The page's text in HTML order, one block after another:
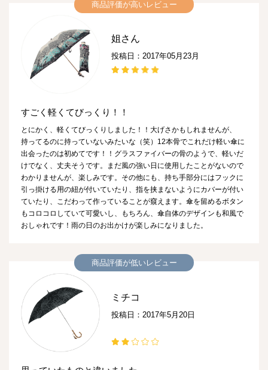
商品評価が高いレビュー
姐さん
投稿日：2017年05月23月
すごく軽くてびっくり！！
とにかく、軽くてびっくりしました！！大げさかもしれませんが、
持ってるのに持っていないみたいな（笑）12本骨でこれだけ軽い傘に
出会ったのは初めてです！！グラスファイバーの骨のようで、軽いだ
けでなく、丈夫そうです。まだ風の強い日に使用したことがないので
わかりませんが、楽しみです。その他にも、持ち手部分にはフックに
引っ掛ける用の紐が付いていたり、指を挟まないようにカバーが付い
ていたり、こだわって作っていることが窺えます。傘を留めるボタン
もコロコロしていて可愛いし、もちろん、傘自体のデザインも和風で
おしゃれです！雨の日のお出かけが楽しみになりました。
商品評価が低いレビュー
ミチコ
投稿日：2017年5月20日